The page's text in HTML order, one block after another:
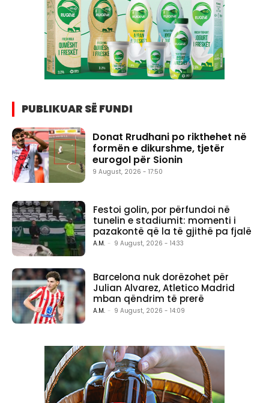
PUBLIKUAR SË FUNDI
Donat Rrudhani po rikthehet në
formën e dikurshme, tjetër
eurogol për Sionin
9 August, 2026 - 17:50
Festoi golin, por përfundoi në
tunelin e stadiumit: momenti i
pazakontë që la të gjithë pa fjalë
A.M. - 9 August, 2026 - 14:33
Barcelona nuk dorëzohet për
Julian Alvarez, Atletico Madrid
mban qëndrim të prerë
A.M. - 9 August, 2026 - 14:09